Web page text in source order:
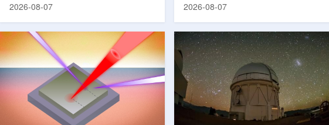
互作用识别、事件分类和探测器管理能
力。DUNE位于长基线中微子设施，目
前已开始安装大型中微子探测器模块的
结构元件。该实验由近探测器和远探测
器组成：近探测器位于费米实验室，远
探测器设在南达科他州桑福德地下研究
设施地下约1英里处。两个探测器都将采
用液氩时间投影室技术，用于记录中微
2026-08-07
射线与软X射线两束光束的同步利用。据
介绍，BL-11A和BL-11B由同步辐射学术
基础设施网络合作建设。该网络由大学
联合使用机构及联合使用、联合研究中
心的同步辐射装置组成，定位为科研和
教育基础设施。新光束线的主要特点在
于，可在同一实验条件下同时使用硬X射
线和软X射线，完成过去需要分别开展的
2026-08-07